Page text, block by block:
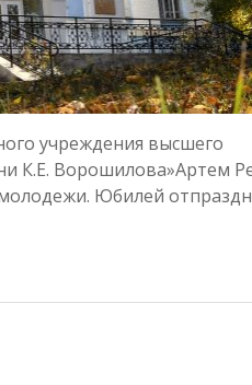
учреждения высшего
К.Е. Ворошилова»Артем
молодежи. Юбилей